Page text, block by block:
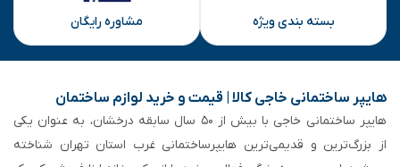
بسته بندی ویژه مشاوره رایگان
هایپر ساختمانی خاجی‌ کالا | قیمت و خرید لوازم ساختمان
هایپر ساختمانی خاجی‌ با بیش از ۵۰ سال سابقه‌ درخشان، به عنوان یکی
از بزرگ‌ترین و قدیمی‌ترین هایپرساختمانی‌ غرب استان تهران شناخته